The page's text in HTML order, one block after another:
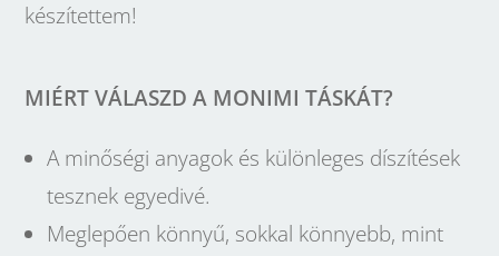
készítettem!
MIÉRT VÁLASZD A MONIMI TÁSKÁT?
A minőségi anyagok és különleges díszítések
tesznek egyedivé.
Meglepően könnyű, sokkal könnyebb, mint